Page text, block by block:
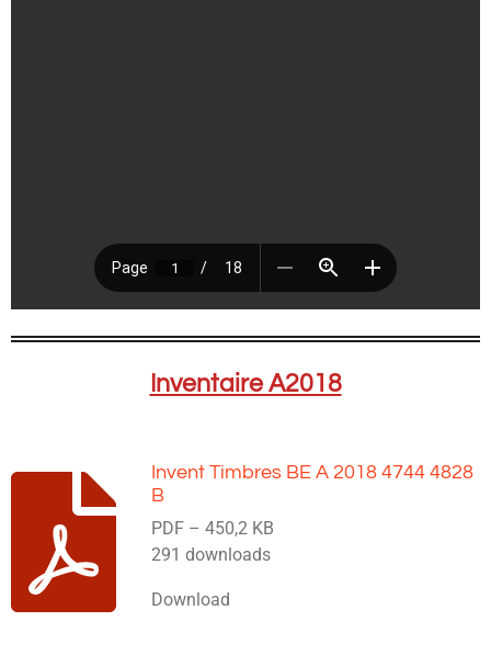
Inventaire A2018
Invent Timbres BE A 2018 4744 4828
B
PDF – 450,2 KB
291 downloads
Download